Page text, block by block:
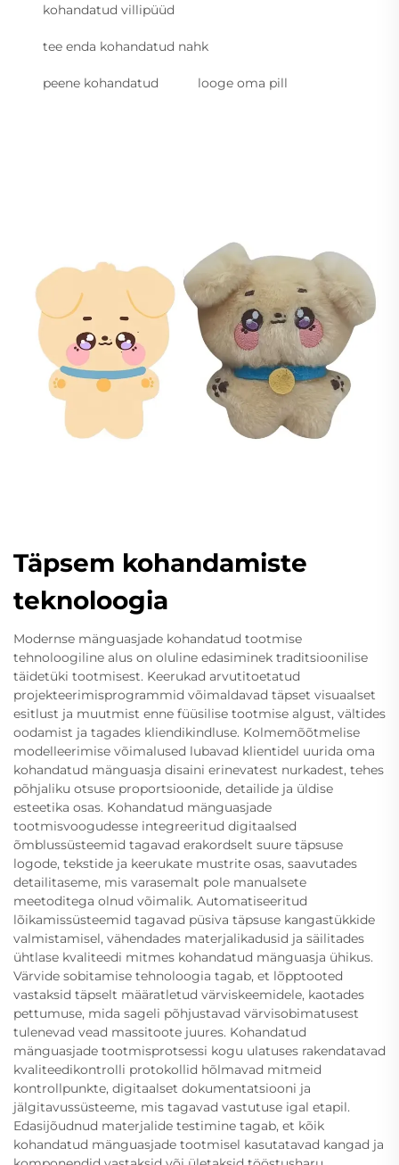
kohandatud villipüüd
tee enda kohandatud nahk
peene kohandatud looge oma pill
Täpsem kohandamiste
teknoloogia
Modernse mänguasjade kohandatud tootmise
tehnoloogiline alus on oluline edasiminek traditsioonilise
täidetüki tootmisest. Keerukad arvutitoetatud
projekteerimisprogrammid võimaldavad täpset visuaalset
esitlust ja muutmist enne füüsilise tootmise algust, vältides
oodamist ja tagades kliendikindluse. Kolmemõõtmelise
modelleerimise võimalused lubavad klientidel uurida oma
kohandatud mänguasja disaini erinevatest nurkadest, tehes
põhjaliku otsuse proportsioonide, detailide ja üldise
esteetika osas. Kohandatud mänguasjade
tootmisvoogudesse integreeritud digitaalsed
õmblussüsteemid tagavad erakordselt suure täpsuse
logode, tekstide ja keerukate mustrite osas, saavutades
detailitaseme, mis varasemalt pole manualsete
meetoditega olnud võimalik. Automatiseeritud
lõikamissüsteemid tagavad püsiva täpsuse kangastükkide
valmistamisel, vähendades materjalikadusid ja säilitades
ühtlase kvaliteedi mitmes kohandatud mänguasja ühikus.
Värvide sobitamise tehnoloogia tagab, et lõpptooted
vastaksid täpselt määratletud värviskeemidele, kaotades
pettumuse, mida sageli põhjustavad värvisobimatusest
tulenevad vead massitoote juures. Kohandatud
mänguasjade tootmisprotsessi kogu ulatuses rakendatavad
kvaliteedikontrolli protokollid hõlmavad mitmeid
kontrollpunkte, digitaalset dokumentatsiooni ja
jälgitavussüsteeme, mis tagavad vastutuse igal etapil.
Edasijõudnud materjalide testimine tagab, et kõik
kohandatud mänguasjade tootmisel kasutatavad kangad ja